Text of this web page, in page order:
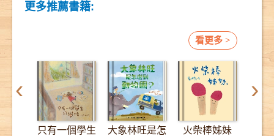
更多推薦書籍:
看更多 >
‹ ›
只有一個學生
大象林旺是怎
火柴棒姊妹